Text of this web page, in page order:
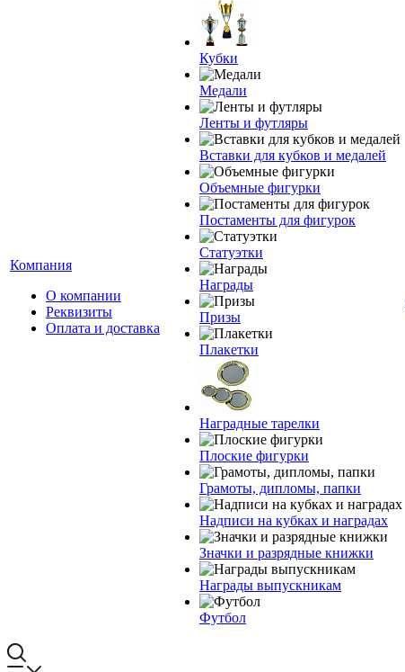
Компания
О компании
Реквизиты
Оплата и доставка
Кубки
Медали
Ленты и футляры
Вставки для кубков и медалей
Объемные фигурки
Постаменты для фигурок
Статуэтки
Награды
Призы
Плакетки
Наградные тарелки
Плоские фигурки
Грамоты, дипломы, папки
Надписи на кубках и наградах
Значки и разрядные книжки
Награды выпускникам
Футбол